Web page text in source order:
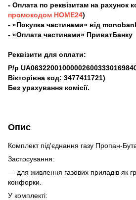
- Оплата по реквізитам на рахунок
промокодом HOME24)
- «Покупка частинами» від
- «Оплата частинами» ПриватБанку
Реквізити для оплати:
Р/р
Вікторівна код: 3477411721)
Без урахування комісії.
Опис
Комплект під'єднання газу Пропан-
Застосування:
— для живлення газових приладів як
конфорки.
У комплекті: